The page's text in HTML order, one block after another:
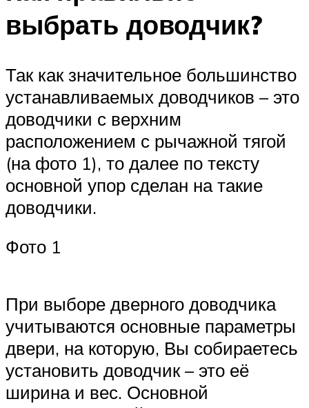
выбрать доводчик?
Так как значительное большинство
устанавливаемых доводчиков – это
доводчики с верхним
расположением с рычажной тягой
(на фото 1), то далее по тексту
основной упор сделан на такие
доводчики.
Фото 1
При выборе дверного доводчика
учитываются основные параметры
двери, на которую, Вы собираетесь
установить доводчик – это её
ширина и вес. Основной